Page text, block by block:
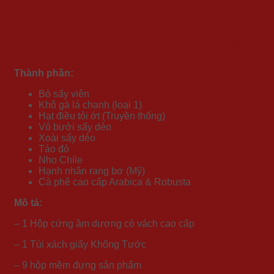
Thành phần:
Bò sấy viên
Khô gà lá chanh (loại 1)
Hạt điều tỏi ớt (Truyền thống)
Vỏ bưởi sấy dẻo
Xoài sấy dẻo
Táo đỏ
Nho Chile
Hạnh nhân rang bơ (Mỹ)
Cà phê cao cấp Arabica & Robusta
Mô tả:
– 1 Hộp cứng âm dương có vách cao cấp
– 1 Túi xách giấy Khổng Tước
– 9 hộp mềm đựng sản phẩm